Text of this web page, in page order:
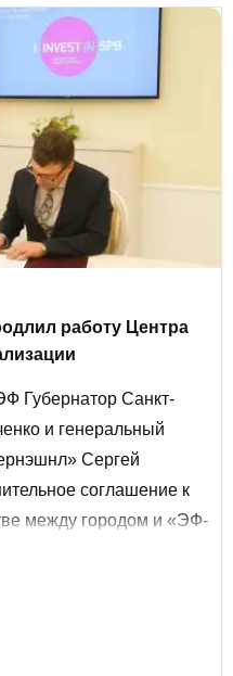
работу Центра
Губернатор Санкт-
и генеральный
Сергей
соглашение к
между городом и «ЭФ-
и